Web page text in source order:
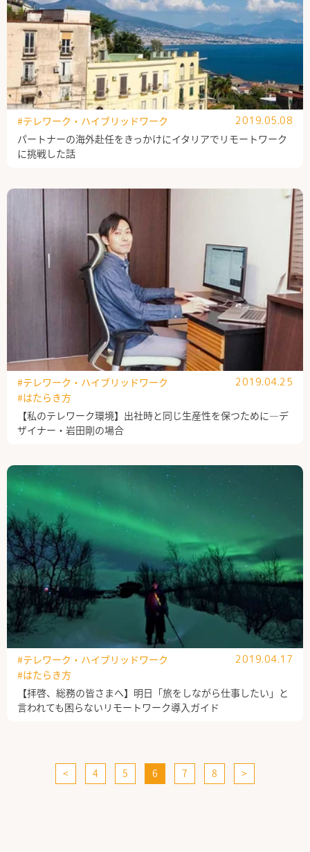
パートナーの海外赴任をきっかけにイタリアでリモートワーク
に挑戦した話
#テレワーク・ハイブリッドワーク 2019.05.08
【私のテレワーク環境】出社時と同じ生産性を保つために―デ
ザイナー・岩田剛の場合
#テレワーク・ハイブリッドワーク
#はたらき方
2019.04.25
【拝啓、総務の皆さまへ】明日「旅をしながら仕事したい」と
言われても困らないリモートワーク導入ガイド
#テレワーク・ハイブリッドワーク
#はたらき方
2019.04.17
< 4 5 6 7 8 >